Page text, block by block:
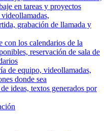
en tareas y proyectos
grabación de llamada y
con los calendarios de la
reservación de sala de
de equipo, videollamadas,
donde sea
ideas, textos generados por